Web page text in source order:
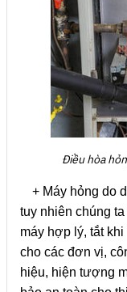
Điều hòa
+ Máy hỏng do
tuy nhiên chúng
máy hợp lý, tắt
cho các đơn vị,
hiệu, hiện tượng